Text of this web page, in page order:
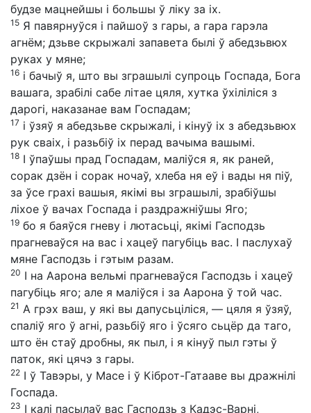
будзе мацнейшы і большы ў ліку за іх.
15 Я павярнуўся і пайшоў з гары, а гара гарэла
агнём; дзьве скрыжалі запавета былі ў абедзьвюх
руках у мяне;
16 і бачыў я, што вы зграшылі супроць Госпада, Бога
вашага, зрабілі сабе літае цяля, хутка ўхіліліся з
дарогі, наказанае вам Госпадам;
17 і ўзяў я абедзьве скрыжалі, і кінуў іх з абедзьвюх
рук сваіх, і разьбіў іх перад вачыма вашымі.
18 І ўпаўшы прад Госпадам, маліўся я, як раней,
сорак дзён і сорак ночаў, хлеба ня еў і вады ня піў,
за ўсе грахі вашыя, якімі вы зграшылі, зрабіўшы
ліхое ў вачах Госпада і раздражніўшы Яго;
19 бо я баяўся гневу і лютасьці, якімі Гасподзь
прагневаўся на вас і хацеў пагубіць вас. І паслухаў
мяне Гасподзь і гэтым разам.
20 І на Аарона вельмі прагневаўся Гасподзь і хацеў
пагубіць яго; але я маліўся і за Аарона ў той час.
21 А грэх ваш, у які вы дапусьціліся, — цяля я ўзяў,
спаліў яго ў агні, разьбіў яго і ўсяго сьцёр да таго,
што ён стаў дробны, як пыл, і я кінуў пыл гэты ў
паток, які цячэ з гары.
22 І ў Тавэры, у Масе і ў Кіброт-Гатааве вы дражнілі
Госпада.
23 І калі пасылаў вас Гасподзь з Кадэс-Варні,